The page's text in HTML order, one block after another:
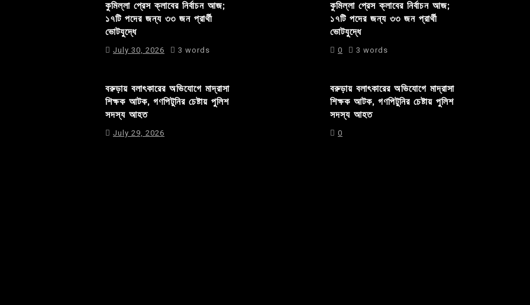
কুমিল্লা প্রেস ক্লাবের নির্বাচন আজ;
১৭টি পদের জন্য ৩৩ জন প্রার্থী
ভোটযুদ্ধে
July 30, 2026 3 words
বরুড়ায় বলাৎকারের অভিযোগে মাদ্রাসা
শিক্ষক আটক, গণপিটুনির চেষ্টায় পুলিশ
সদস্য আহত
July 29, 2026
কুমিল্লা প্রেস ক্লাবের নির্বাচন আজ;
১৭টি পদের জন্য ৩৩ জন প্রার্থী
ভোটযুদ্ধে
0 3 words
বরুড়ায় বলাৎকারের অভিযোগে মাদ্রাসা
শিক্ষক আটক, গণপিটুনির চেষ্টায় পুলিশ
সদস্য আহত
0